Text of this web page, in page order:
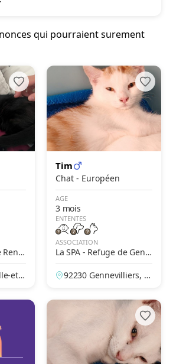
qui pourraient surement
Renn
et-V
Tim
Chat - Européen
AGE
3 mois
ENTENTES
ASSOCIATION
La SPA - Refuge de Genn
evilliers – Grammont
92230 Gennevilliers, H